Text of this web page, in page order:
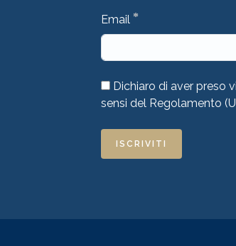
Email *
Dichiaro di aver preso
sensi del Regolamento
ISCRIVITI